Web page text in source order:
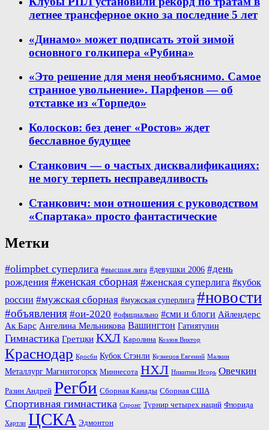
летнее трансферное окно за последние 5 лет
«Динамо» может подписать этой зимой
основного голкипера «Рубина»
«Это решение для меня необъяснимо. Самое
странное увольнение». Парфенов — об
отставке из «Торпедо»
Колосков: без денег «Ростов» ждет
бесславное будущее
Станкович — о частых дисквалификациях:
не могу терпеть несправедливость
Станкович: мои отношения с руководством
«Спартака» просто фантастические
Метки
#olimpbet суперлига #высшая лига #девушки 2006 #день
рождения #женская сборная #женская суперлига #кубок
россии #мужская сборная #мужская суперлига #новости
#объявления #ои-2020 #официально #сми и блоги Айлендерс
Ак Барс Ангелина Мельникова Вашингтон Гатиятулин
Гимнастика Гретцки КХЛ Каролина Козлов Виктор
Краснодар Кросби Кубок Стэнли Кузнецов Евгений Малкин
Металлург Магнитогорск Миннесота НХЛ Никитин Игорь Овечкин
Разин Андрей Регби Сборная Канады Сборная США
Спортивная гимнастика Спронг Турнир четырех наций Флорида
Хартли ЦСКА Эдмонтон